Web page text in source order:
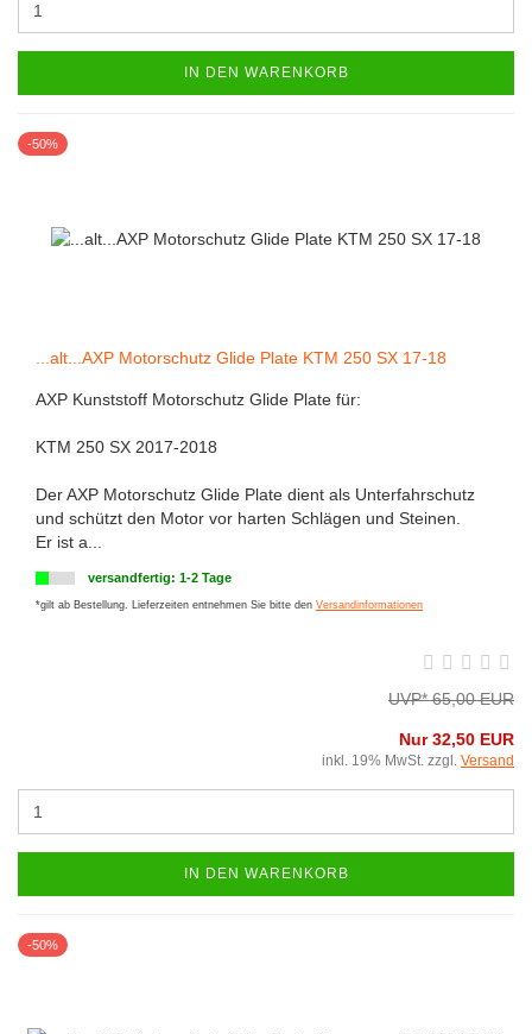
IN DEN WARENKORB
-50%
...alt...AXP Motorschutz Glide Plate KTM 250 SX 17-18
AXP Kunststoff Motorschutz Glide Plate für:
KTM 250 SX 2017-2018
Der AXP Motorschutz Glide Plate dient als Unterfahrschutz
und schützt den Motor vor harten Schlägen und Steinen.
Er ist a...
versandfertig: 1-2 Tage
*gilt ab Bestellung. Lieferzeiten entnehmen Sie bitte den Versandinformationen
UVP* 65,00 EUR
Nur 32,50 EUR
inkl. 19% MwSt. zzgl. Versand
IN DEN WARENKORB
-50%